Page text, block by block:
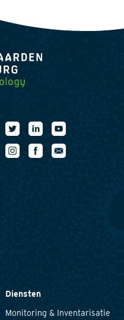
Diensten
Monitoring & Inventarisatie